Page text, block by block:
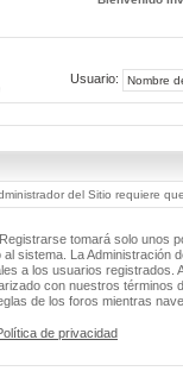
Usuario:
del Sitio requiere
tomará solo unos
sistema. La Administración
a los usuarios registrados.
con nuestros términos
de los foros mientras
de privacidad